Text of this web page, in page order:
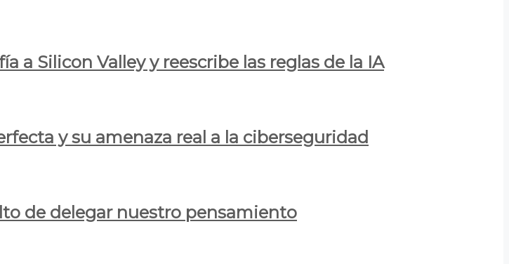
a Silicon Valley y reescribe las reglas de la IA
y su amenaza real a la ciberseguridad
de delegar nuestro pensamiento